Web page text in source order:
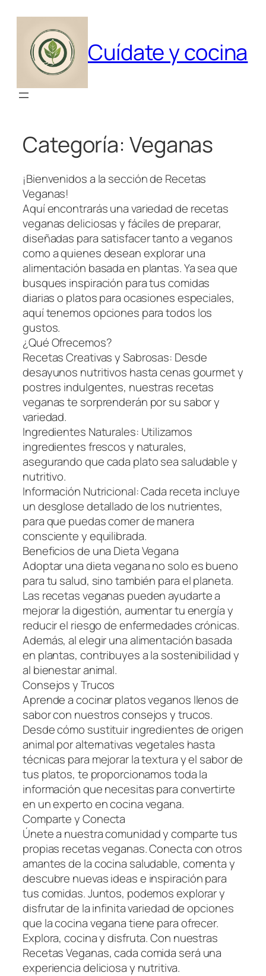
contenido
Cuídate y cocina
Categoría: Veganas
¡Bienvenidos a la sección de Recetas
Veganas!
Aquí encontrarás una variedad de recetas
veganas deliciosas y fáciles de preparar,
diseñadas para satisfacer tanto a veganos
como a quienes desean explorar una
alimentación basada en plantas. Ya sea que
busques inspiración para tus comidas
diarias o platos para ocasiones especiales,
aquí tenemos opciones para todos los
gustos.
¿Qué Ofrecemos?
Recetas Creativas y Sabrosas: Desde
desayunos nutritivos hasta cenas gourmet y
postres indulgentes, nuestras recetas
veganas te sorprenderán por su sabor y
variedad.
Ingredientes Naturales: Utilizamos
ingredientes frescos y naturales,
asegurando que cada plato sea saludable y
nutritivo.
Información Nutricional: Cada receta incluye
un desglose detallado de los nutrientes,
para que puedas comer de manera
consciente y equilibrada.
Beneficios de una Dieta Vegana
Adoptar una dieta vegana no solo es bueno
para tu salud, sino también para el planeta.
Las recetas veganas pueden ayudarte a
mejorar la digestión, aumentar tu energía y
reducir el riesgo de enfermedades crónicas.
Además, al elegir una alimentación basada
en plantas, contribuyes a la sostenibilidad y
al bienestar animal.
Consejos y Trucos
Aprende a cocinar platos veganos llenos de
sabor con nuestros consejos y trucos.
Desde cómo sustituir ingredientes de origen
animal por alternativas vegetales hasta
técnicas para mejorar la textura y el sabor de
tus platos, te proporcionamos toda la
información que necesitas para convertirte
en un experto en cocina vegana.
Comparte y Conecta
Únete a nuestra comunidad y comparte tus
propias recetas veganas. Conecta con otros
amantes de la cocina saludable, comenta y
descubre nuevas ideas e inspiración para
tus comidas. Juntos, podemos explorar y
disfrutar de la infinita variedad de opciones
que la cocina vegana tiene para ofrecer.
Explora, cocina y disfruta. Con nuestras
Recetas Veganas, cada comida será una
experiencia deliciosa y nutritiva.